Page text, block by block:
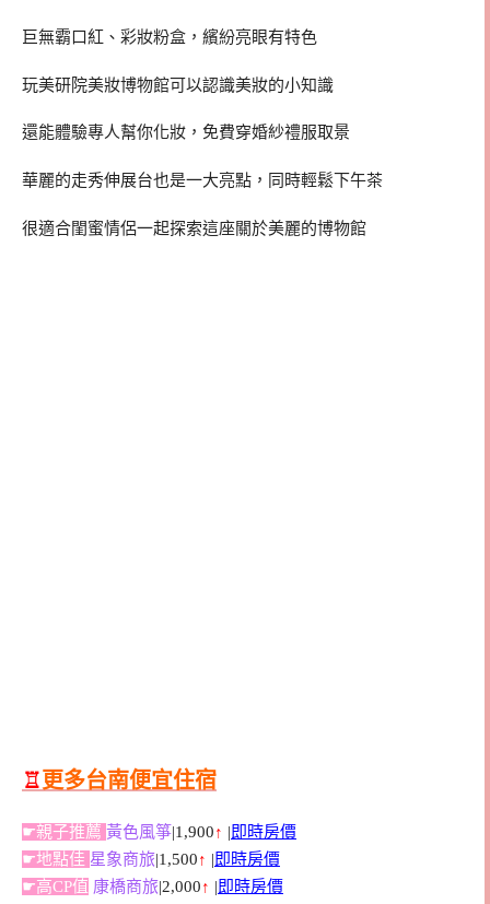
巨無霸口紅、彩妝粉盒，繽紛亮眼有特色
玩美研院美妝博物館可以認識美妝的小知識
還能體驗專人幫你化妝，免費穿婚紗禮服取景
華麗的走秀伸展台也是一大亮點，同時輕鬆下午茶
很適合閨蜜情侶一起探索這座關於美麗的博物館
♖ 更多台南便宜住宿
☛親子推薦 黃色風箏|1,900↑ |即時房價
☛地點佳 星象商旅|1,500↑ |即時房價
☛高CP值 康橋商旅|2,000↑ |即時房價